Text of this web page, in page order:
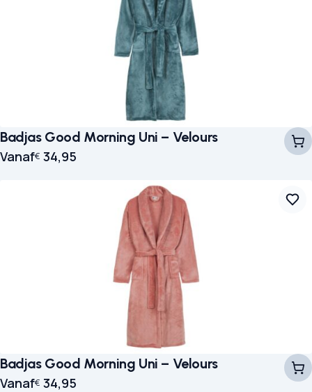
Badjas Good Morning Uni – Velours
Vanaf€ 34,95
Badjas Good Morning Uni – Velours
Vanaf€ 34,95